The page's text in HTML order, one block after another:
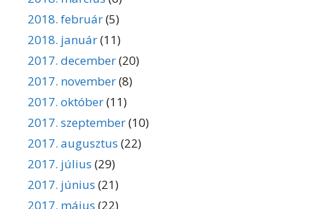
2018. február(5)
2018. január(11)
2017. december(20)
2017. november(8)
2017. október(11)
2017. szeptember(10)
2017. augusztus (22)
2017. július (29)
2017. június (21)
2017. május (22)